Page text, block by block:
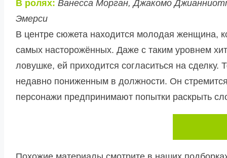
В ролях: Ванесса Морган, Джакомо
Эмерси
В центре сюжета находится молодая женщина,
самых насторожённых. Даже с таким уровнем
ловушке, ей приходится согласиться на
недавно пониженным в должности. Он
персонажи предпринимают попытки раскрыть